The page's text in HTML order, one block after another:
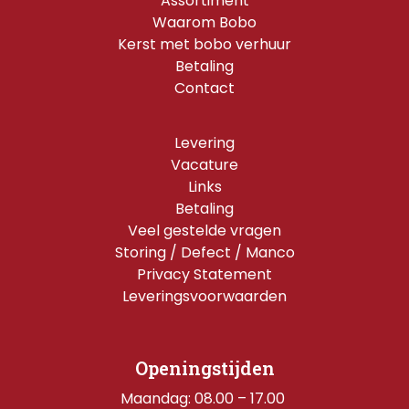
Waarom Bobo
Kerst met bobo verhuur
Betaling
Contact
Levering
Vacature
Links
Betaling
Veel gestelde vragen
Storing / Defect / Manco
Privacy Statement
Leveringsvoorwaarden
Openingstijden
Maandag: 08.00 – 17.00